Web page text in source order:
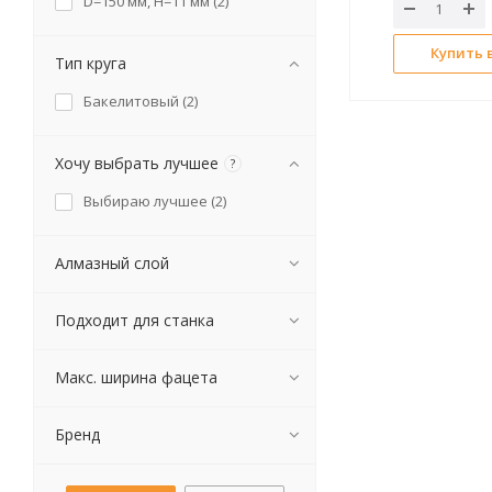
Купить
Тип круга
Бакелитовый (2)
Хочу выбрать лучшее ?
Выбираю лучшее (2)
Алмазный слой
Подходит для станка
Макс. ширина фацета
Бренд